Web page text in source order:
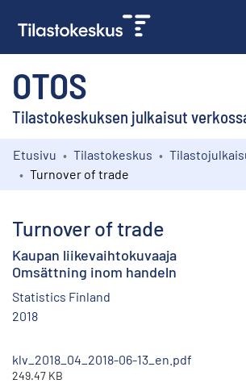
OTOS
Tilastokeskuksen julkaisut
Kokoelmat
Etusivu Tilastokeskus
Turnover of trade
Turnover of trade
Kaupan liikevaihtokuvaaja
Omsättning inom handeln
Statistics Finland
2018
klv_2018_04_2018-06-13_en.pdf
249.47 KB